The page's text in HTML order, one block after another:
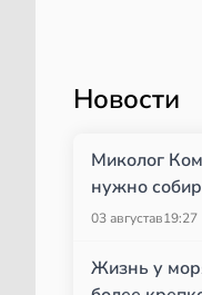
Новости
Миколог
нужно
03 августав19:27
Жизнь у